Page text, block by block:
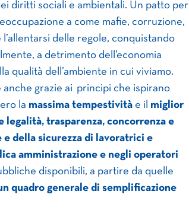
diritti sociali e ambientali. Un patto per
a come mafie, corruzione,
delle regole, conquistando
a detrimento dell’economia
qualità dell’ambiente in cui viviamo.
grazie ai principi che ispirano
la massima tempestività e il miglior
legalità, trasparenza, concorrenza e
della sicurezza di lavoratrici e
amministrazione e negli operatori
disponibili, a partire da quelle
quadro generale di semplificazione